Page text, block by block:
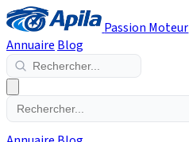
Passion Moteur
Annuaire Blog